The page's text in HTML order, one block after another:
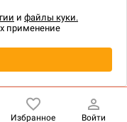
₽
Избранное Войти
и файлы куки.
применение